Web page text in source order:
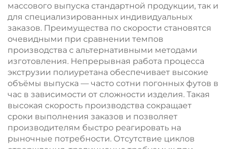
массового выпуска стандартной продукции, так и
для специализированных индивидуальных
заказов. Преимущества по скорости становятся
очевидными при сравнении темпов
производства с альтернативными методами
изготовления. Непрерывная работа процесса
экструзии полиуретана обеспечивает высокие
объёмы выпуска — часто сотни погонных футов в
час в зависимости от сложности изделия. Такая
высокая скорость производства сокращает
сроки выполнения заказов и позволяет
производителям быстро реагировать на
рыночные потребности. Отсутствие циклов